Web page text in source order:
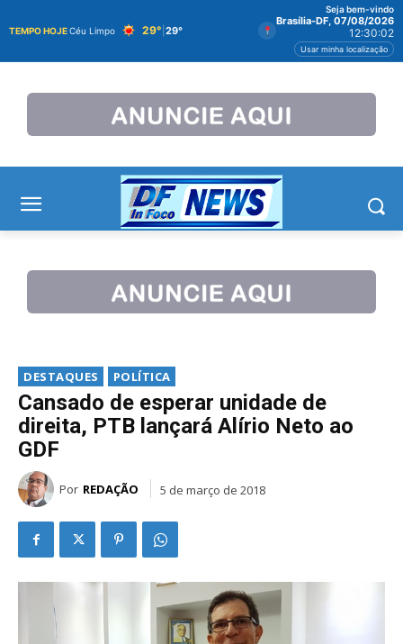
TEMPO HOJECéu Limpo 29° 29°
Seja bem-vindo
Brasília-DF, 07/08/2026
12:30:02
Usar minha localização
DESTAQUES POLÍTICA
Cansado de esperar unidade de
direita, PTB lançará Alírio Neto ao
GDF
Por REDAÇÃO 5 de março de 2018